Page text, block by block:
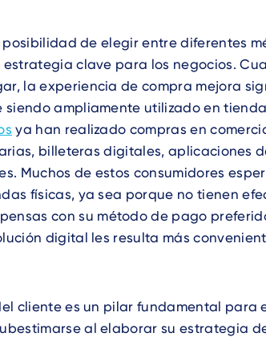
de elegir entre diferentes
clave para los negocios.
la experiencia de compra mejora
siendo ampliamente utilizado en
ya han realizado compras en
billeteras digitales, aplicaciones
Muchos de estos consumidores
físicas, ya sea porque no tienen
con su método de pago
digital les resulta más
cliente es un pilar fundamental para
al elaborar su estrategia